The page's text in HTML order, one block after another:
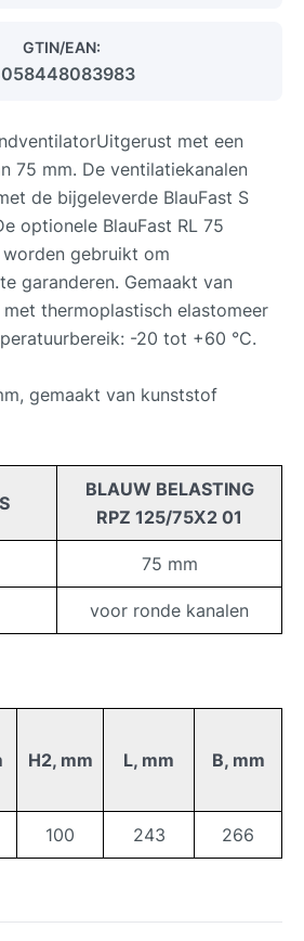
GTIN/EAN:
met een
75 mm. De ventilatiekanalen
de bijgeleverde BlauFast S
optionele BlauFast RL 75
gebruikt om
garanderen. Gemaakt van
thermoplastisch elastomeer
-20 tot +60 °C.
gemaakt van kunststof
BLAUW BELASTING
RPZ 125/75Х2 01
75 mm
voor ronde kanalen
H2, mm L, mm B, mm
100 243 266